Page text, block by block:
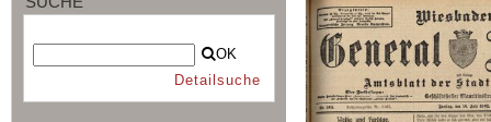
OK
Detailsuche